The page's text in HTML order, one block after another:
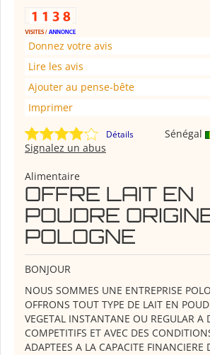
Donnez votre avis
Lire les avis
Ajouter au pense-bête
Imprimer
Détails Sénégal
Signalez un abus
Alimentaire
OFFRE LAIT EN
POUDRE
POLOGNE
BONJOUR
NOUS SOMMES UNE ENTREPRISE
OFFRONS TOUT TYPE DE LAIT EN
VEGETAL INSTANTANE OU REGULAR A
COMPETITIFS ET AVEC DES
ADAPTEES A LA CAPACITE FINANCIERE